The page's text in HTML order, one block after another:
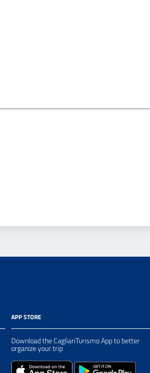
APP STORE
Download the CagliariTurismo App to better
organize your trip